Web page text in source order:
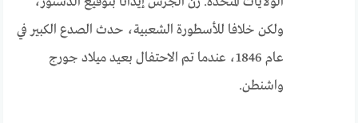
ولكن خلافا للأسطورة الشعبية، حدث الصدع الكبير في
عام 1846، عندما تم الاحتفال بعيد ميلاد جورج
واشنطن.